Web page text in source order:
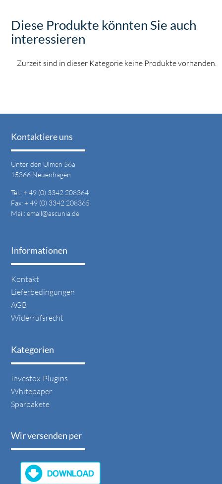
Diese Produkte könnten Sie auch
interessieren
Zurzeit sind in dieser Kategorie keine Produkte vorhanden.
Kontaktiere uns
Unter den Ulmen 56a
15366 Neuenhagen
Tel.: + 49 (0) 3342 208364
Fax: + 49 (0) 3342 208365
Mail:email@ascunia.de
Informationen
Navigation
überspringen
Kontakt
Lieferbedingungen
AGB
Widerrufsrecht
Kategorien
Navigation
überspringen
Investox-Plugins
Whitepaper
Sparpakete
Wir versenden per